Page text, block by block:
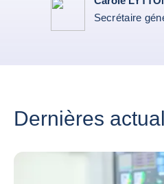
Secrétaire
Dernières